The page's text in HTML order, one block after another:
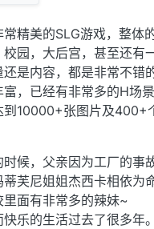
精美的SLG游戏，整体
园，大后宫，甚至还有
是内容，都是非常不错
，已经有非常多的H场
到10000+张图片及400+
时候，父亲因为工厂的事
芙尼姐姐杰西卡相依为命
面有非常多的辣妹~
乐的生活过去了很多年。